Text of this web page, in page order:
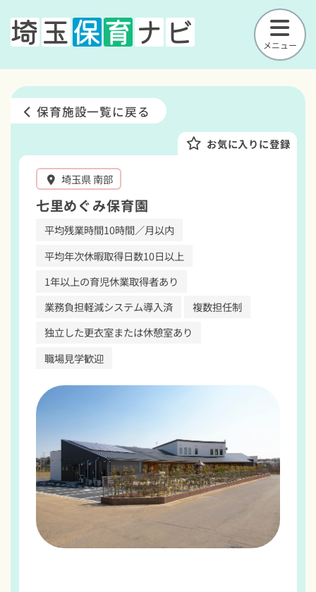
メニュー
保育施設一覧に戻る
お気に入りに登録
埼玉県 南部
七里めぐみ保育園
平均残業時間10時間／月以内
平均年次休暇取得日数10日以上
1年以上の育児休業取得者あり
業務負担軽減システム導入済
複数担任制
独立した更衣室または休憩室あり
職場見学歓迎